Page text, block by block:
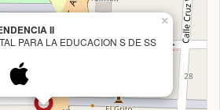
II
PARA LA EDUCACION S DE SS
×